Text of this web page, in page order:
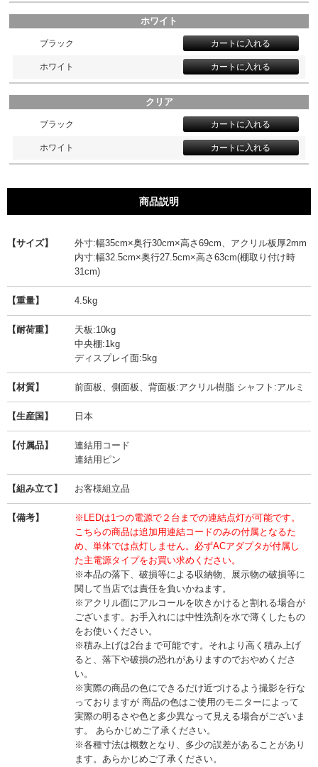
ホワイト
ブラック
ホワイト
クリア
ブラック
ホワイト
商品説明
【サイズ】
外寸:幅35cm×奥行30cm×高さ69cm、アクリル板厚2mm
内寸:幅32.5cm×奥行27.5cm×高さ63cm(棚取り付け時
31cm)
【重量】 4.5kg
【耐荷重】
天板:10kg
中央棚:1kg
ディスプレイ面:5kg
【材質】 前面板、側面板、背面板:アクリル樹脂 シャフト:アルミ
【生産国】 日本
【付属品】
連結用コード
連結用ピン
【組み立て】 お客様組立品
【備考】
※LEDは1つの電源で２台までの連結点灯が可能です。
こちらの商品は追加用連結コードのみの付属となるた
め、単体では点灯しません。必ずACアダプタが付属し
た主電源タイプをお買い求めください。
※本品の落下、破損等による収納物、展示物の破損等に
関して当店では責任を負いかねます。
※アクリル面にアルコールを吹きかけると割れる場合が
ございます。お手入れには中性洗剤を水で薄くしたもの
をお使いください。
※積み上げは2台まで可能です。それより高く積み上げ
ると、落下や破損の恐れがありますのでおやめくださ
い。
※実際の商品の色にできるだけ近づけるよう撮影を行な
っておりますが 商品の色はご使用のモニターによって
実際の明るさや色と多少異なって見える場合がございま
す。 あらかじめご了承ください。
※各種寸法は概数となり、多少の誤差があることがあり
ます。あらかじめご了承ください。